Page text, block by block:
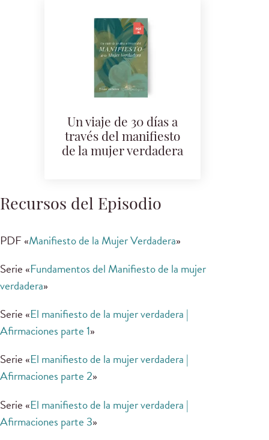
Un viaje de 30 días a
través del manifiesto
de la mujer verdadera
Recursos del Episodio
PDF «Manifiesto de la Mujer Verdadera»
Serie «Fundamentos del Manifiesto de la mujer
verdadera»
Serie «El manifiesto de la mujer verdadera |
Afirmaciones parte 1»
Serie «El manifiesto de la mujer verdadera |
Afirmaciones parte 2»
Serie «El manifiesto de la mujer verdadera |
Afirmaciones parte 3»